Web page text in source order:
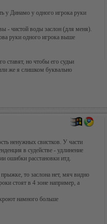
у Динамо у одного игрока руки
- чистой воды заслон (для меня).
руки одного игрока выше
ставят, но чтобы его судьи
же я слишком буквально
ненужных свистков. У части
в судействе - удлинение
ошибки расстановки итд.
то заслона нет, мяч видно
стоят в 4 зоне например, а
намного больше